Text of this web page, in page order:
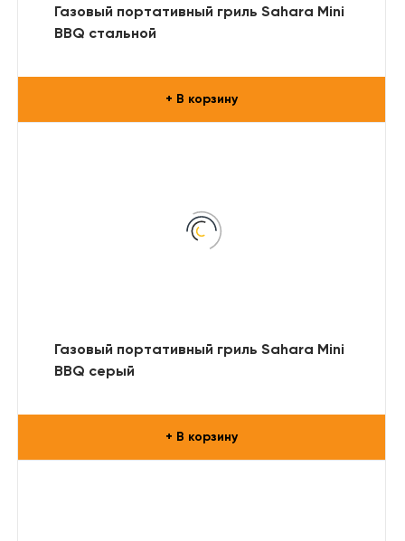
Газовый портативный гриль Sahara Mini
BBQ стальной
+ В корзину
Газовый портативный гриль Sahara Mini
BBQ серый
+ В корзину